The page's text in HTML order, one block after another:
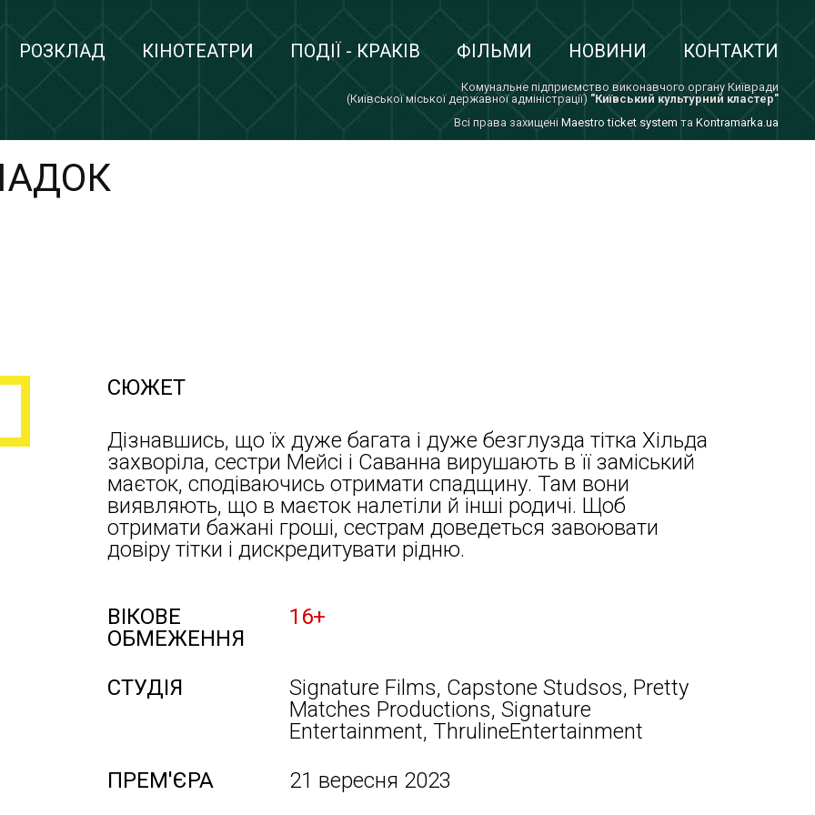
РОЗКЛАД КІНОТЕАТРИ ПОДІЇ - КРАКІВ ФІЛЬМИ НОВИНИ КОНТАКТИ
Комунальне підприємство виконавчого органу Київради
(Київської міської державної адміністрації) "Київський культурний кластер"
Всi права захищенi Maestro ticket system та Kontramarka.ua
СЮЖЕТ
Дізнавшись, що їх дуже багата і дуже безглузда тітка Хільда
захворіла, сестри Мейсі і Саванна вирушають в її заміський
маєток, сподіваючись отримати спадщину. Там вони
виявляють, що в маєток налетіли й інші родичі. Щоб
отримати бажані гроші, сестрам доведеться завоювати
довіру тітки і дискредитувати рідню.
ВІКОВЕ
ОБМЕЖЕННЯ
16+
СТУДІЯ
Signature Films, Capstone Studsos, Pretty
Matches Productions, Signature
Entertainment, ThrulineEntertainment
ПРЕМ'ЄРА
21 вересня 2023